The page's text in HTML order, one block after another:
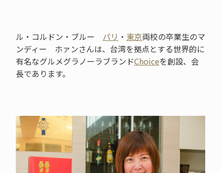
ル・コルドン・ブルー パリ ・ 東京両校の卒業生のマ
ンディー ホァンさんは、台湾を拠点とする世界的に
有名なグルメグラノーラブランドChoiceを創設、会
長であります。